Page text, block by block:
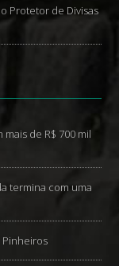
Protetor de Divisas
de R$ 700 mil
termina com uma
Pinheiros